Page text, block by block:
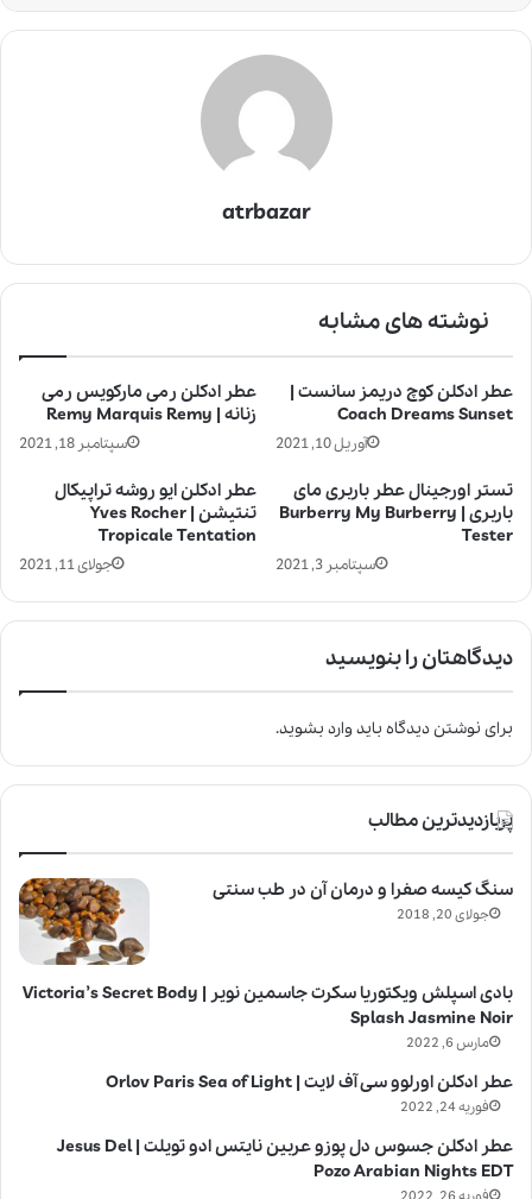
atrbazar
نوشته های مشابه
عطر ادکلن رمی مارکویس رمی
زنانه | Remy Marquis Remy
سپتامبر 18, 2021
عطر ادکلن کوچ دریمز سانست |
Coach Dreams Sunset
آوریل 10, 2021
عطر ادکلن ایو روشه تراپیکال
تنتیشن | Yves Rocher
Tropicale Tentation
جولای 11, 2021
تستر اورجینال عطر باربری مای
باربری | Burberry My Burberry
Tester
سپتامبر 3, 2021
دیدگاهتان را بنویسید
برای نوشتن دیدگاه بایدوارد بشوید.
پربازدیدترین مطالب
سنگ کیسه صفرا و درمان آن در طب سنتی
جولای 20, 2018
بادی اسپلش ویکتوریا سکرت جاسمین نویر | Victoria’s Secret Body
Splash Jasmine Noir
مارس 6, 2022
عطر ادکلن اورلوو سی آف لایت | Orlov Paris Sea of Light
فوریه 24, 2022
عطر ادکلن جسوس دل پوزو عربین نایتس ادو تویلت | Jesus Del
Pozo Arabian Nights EDT